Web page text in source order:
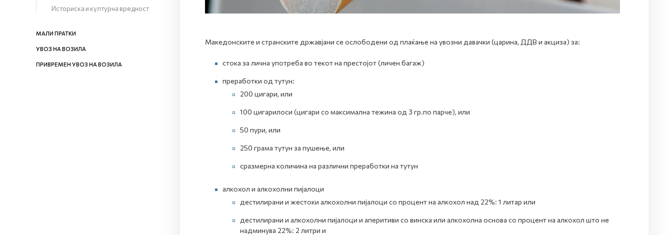
Историска и културна вредност
МАЛИ ПРАТКИ
УВОЗ НА ВОЗИЛА
ПРИВРЕМЕН УВОЗ НА ВОЗИЛА
Mакедонските и странските државјани се ослободени од плаќање на увозни давачки (царина, ДДВ и акциза) за:
стока за лична употреба во текот на престојот (личен багаж)
преработки од тутун:
200 цигари, или
100 цигарилоси (цигари со максимална тежина од 3 гр.по парче), или
50 пури, или
250 грама тутун за пушење, или
сразмерна количина на различни преработки на тутун
алкохол и алкохолни пијалоци
дестилирани и жестоки алкохолни пијалоци со процент на алкохол над 22%: 1 литар или
дестилирани и алкохолни пијалоци и аперитиви со винска или алкохолна основа со процент на алкохол што не
надминува 22%: 2 литри и